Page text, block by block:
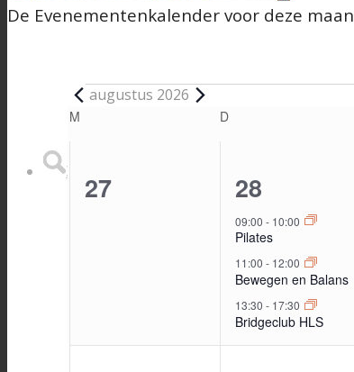
Zoek
De Evenementenkalender voor deze
Evenementen
augustus 2026
Kalender
van
Evenementen
M D
0
evenementen,
27
3
28
09:00- 10:00
Pilates
11:00- 12:00
Bewegen en Balans
13:30- 17:30
Bridgeclub HLS